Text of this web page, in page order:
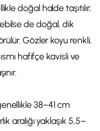
doğal halde taşıtılır;
de doğal, dik
Gözler koyu renkli,
hafifçe kavisli ve
38–41 cm
aralığı yaklaşık 5,5–